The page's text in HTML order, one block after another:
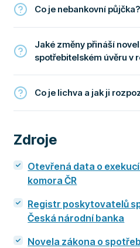
Co je nebankovní půjčka?
Jaké změny přináší
spotřebitelském úvěru v
Co je lichva a jak ji
Zdroje
Otevřená data o
komora ČR
Registr poskytovatelů
Česká národní banka
Novela zákona o